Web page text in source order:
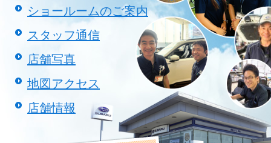
ショールームのご案内
スタッフ通信
店舗写真
地図アクセス
店舗情報